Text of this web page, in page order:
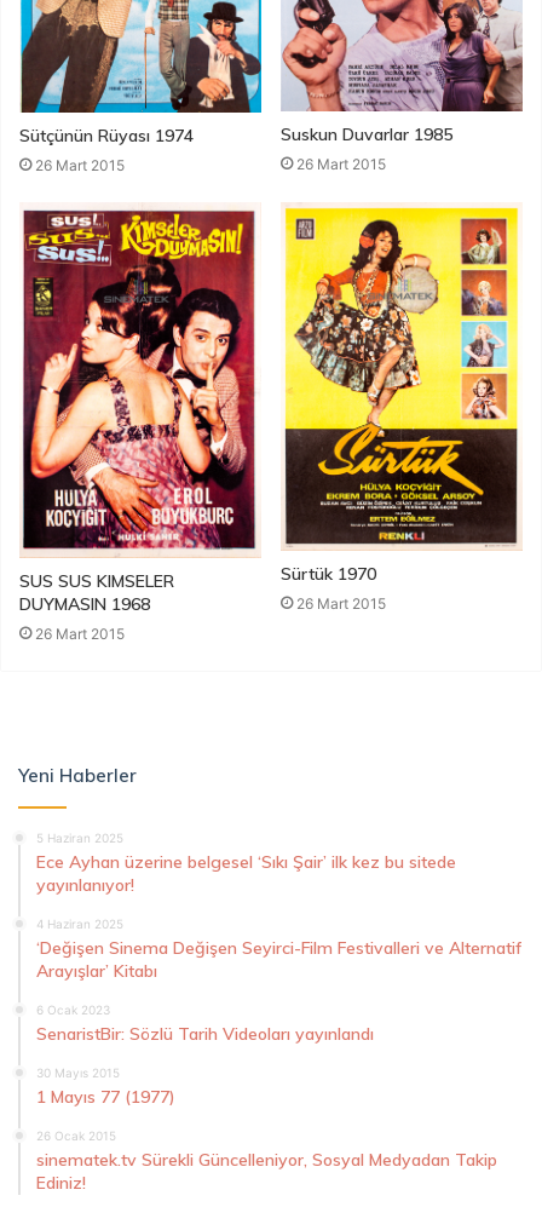
Sütçünün Rüyası 1974
26 Mart 2015
Suskun Duvarlar 1985
26 Mart 2015
SUS SUS KIMSELER
DUYMASIN 1968
26 Mart 2015
Sürtük 1970
26 Mart 2015
Yeni Haberler
5 Haziran 2025
Ece Ayhan üzerine belgesel ‘Sıkı Şair’ ilk kez bu sitede
yayınlanıyor!
4 Haziran 2025
‘Değişen Sinema Değişen Seyirci-Film Festivalleri ve Alternatif
Arayışlar’ Kitabı
6 Ocak 2023
SenaristBir: Sözlü Tarih Videoları yayınlandı
30 Mayıs 2015
1 Mayıs 77 (1977)
26 Ocak 2015
sinematek.tv Sürekli Güncelleniyor, Sosyal Medyadan Takip
Ediniz!